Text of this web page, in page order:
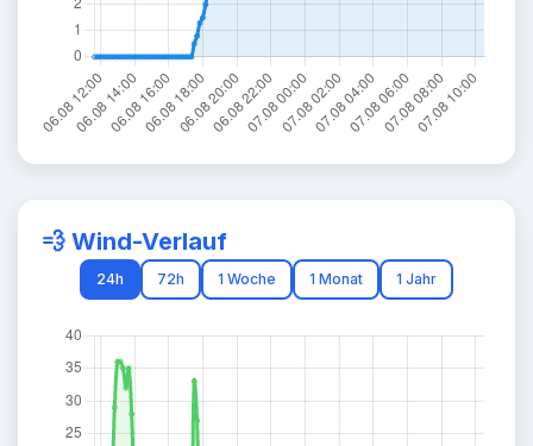
💨 Wind-Verlauf
24h 72h 1 Woche 1 Monat 1 Jahr